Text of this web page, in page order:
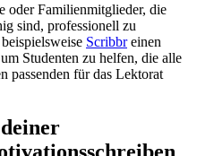
oder Familienmitglieder, die
sind, professionell zu
Scribbreinen
Studenten zu helfen, die alle
passenden für das Lektorat